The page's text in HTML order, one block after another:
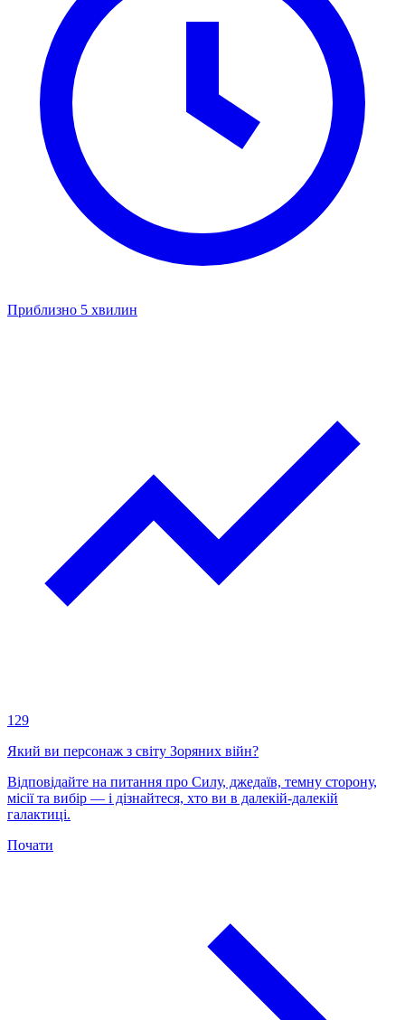
Приблизно 5 хвилин
129
Який ви персонаж з світу Зоряних війн?
Відповідайте на питання про Силу, джедаїв, темну сторону,
місії та вибір — і дізнайтеся, хто ви в далекій-далекій
галактиці.
Почати